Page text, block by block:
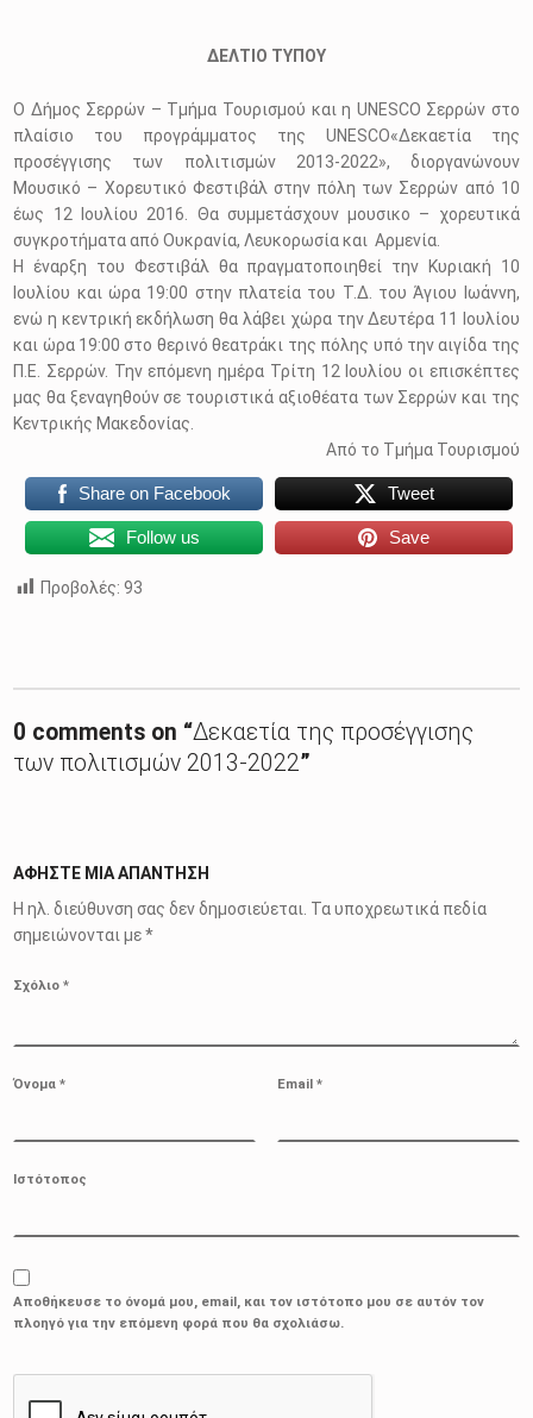
ΔΕΛΤΙΟ ΤΥΠΟΥ
Ο Δήμος Σερρών – Τμήμα Τουρισμού και η UNESCO Σερρών στο
πλαίσιο του προγράμματος της UNESCO«Δεκαετία της
προσέγγισης των πολιτισμών 2013-2022», διοργανώνουν
Μουσικό – Χορευτικό Φεστιβάλ στην πόλη των Σερρών από 10
έως 12 Ιουλίου 2016. Θα συμμετάσχουν μουσικο – χορευτικά
συγκροτήματα από Ουκρανία, Λευκορωσία και Αρμενία.
Η έναρξη του Φεστιβάλ θα πραγματοποιηθεί την Κυριακή 10
Ιουλίου και ώρα 19:00 στην πλατεία του Τ.Δ. του Άγιου Ιωάννη,
ενώ η κεντρική εκδήλωση θα λάβει χώρα την Δευτέρα 11 Ιουλίου
και ώρα 19:00 στο θερινό θεατράκι της πόλης υπό την αιγίδα της
Π.Ε. Σερρών. Την επόμενη ημέρα Τρίτη 12 Ιουλίου οι επισκέπτες
μας θα ξεναγηθούν σε τουριστικά αξιοθέατα των Σερρών και της
Κεντρικής Μακεδονίας.
Από το Τμήμα Τουρισμού
Share on Facebook Tweet
Follow us Save
Προβολές: 93
0 comments on “Δεκαετία της προσέγγισης
των πολιτισμών 2013-2022”
ΑΦΉΣΤΕ ΜΙΑ ΑΠΆΝΤΗΣΗ
Η ηλ. διεύθυνση σας δεν δημοσιεύεται. Τα υποχρεωτικά πεδία
σημειώνονται με*
Σχόλιο*
Όνομα* Email *
Ιστότοπος
Αποθήκευσε το όνομά μου, email, και τον ιστότοπο μου σε αυτόν τον
πλοηγό για την επόμενη φορά που θα σχολιάσω.